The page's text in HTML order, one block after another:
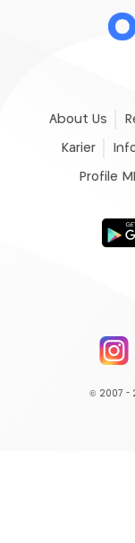
About Us
Karier
Profile
© 2007 -